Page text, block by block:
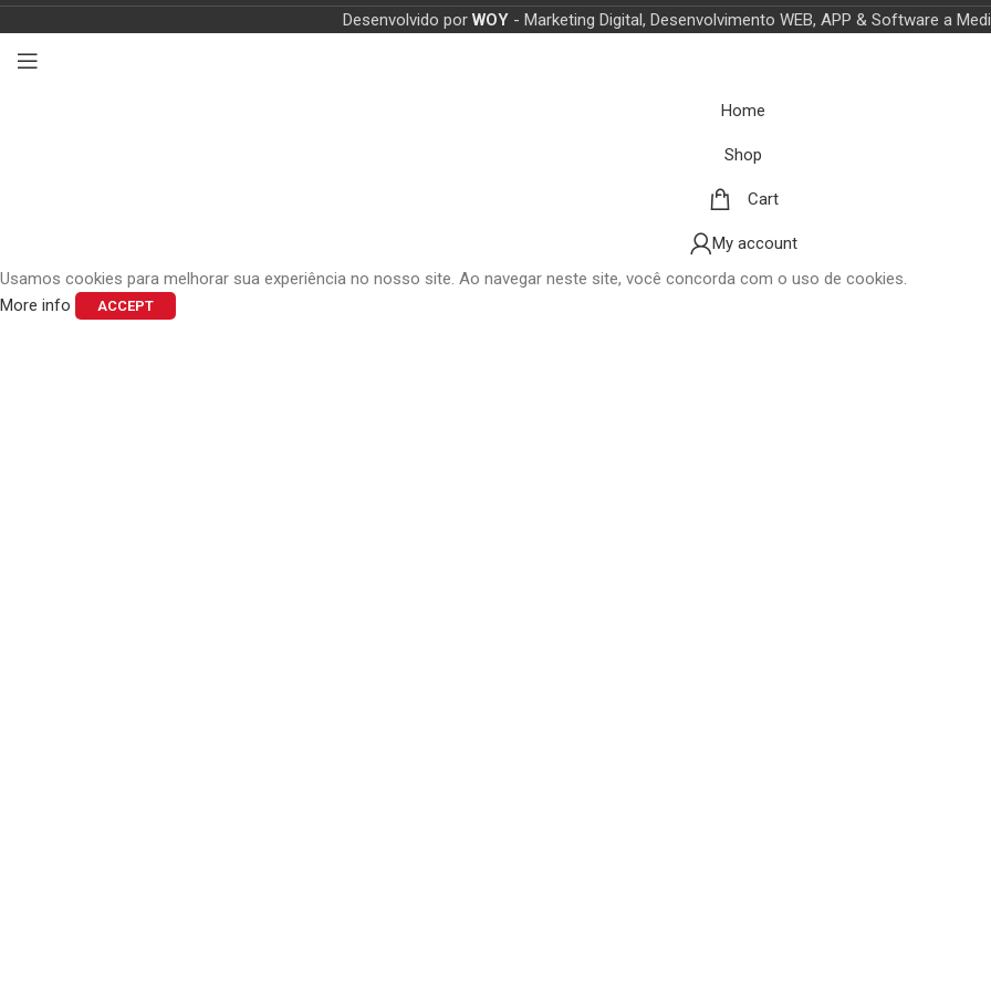
Desenvolvido por WOY - Marketing Digital, Desenvolvimento WEB, APP & Software a
Home
Shop
Cart
My account
Usamos cookies para melhorar sua experiência no nosso site. Ao navegar neste site, você concorda com o uso de cookies.
More info
ACCEPT